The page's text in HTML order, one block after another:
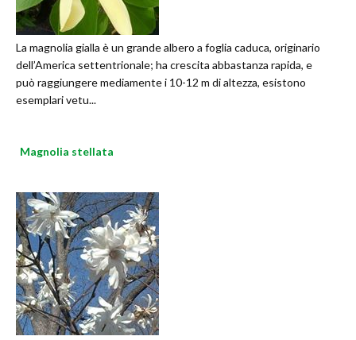
La magnolia gialla è un grande albero a foglia caduca, originario
dell’America settentrionale; ha crescita abbastanza rapida, e
può raggiungere mediamente i 10-12 m di altezza, esistono
esemplari vetu...
Magnolia stellata